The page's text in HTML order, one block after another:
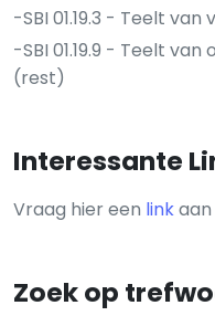
-SBI 01.19.3 - Teelt
-SBI 01.19.9 - Teelt
(rest)
Interessante
Vraag hier een link
Zoek op